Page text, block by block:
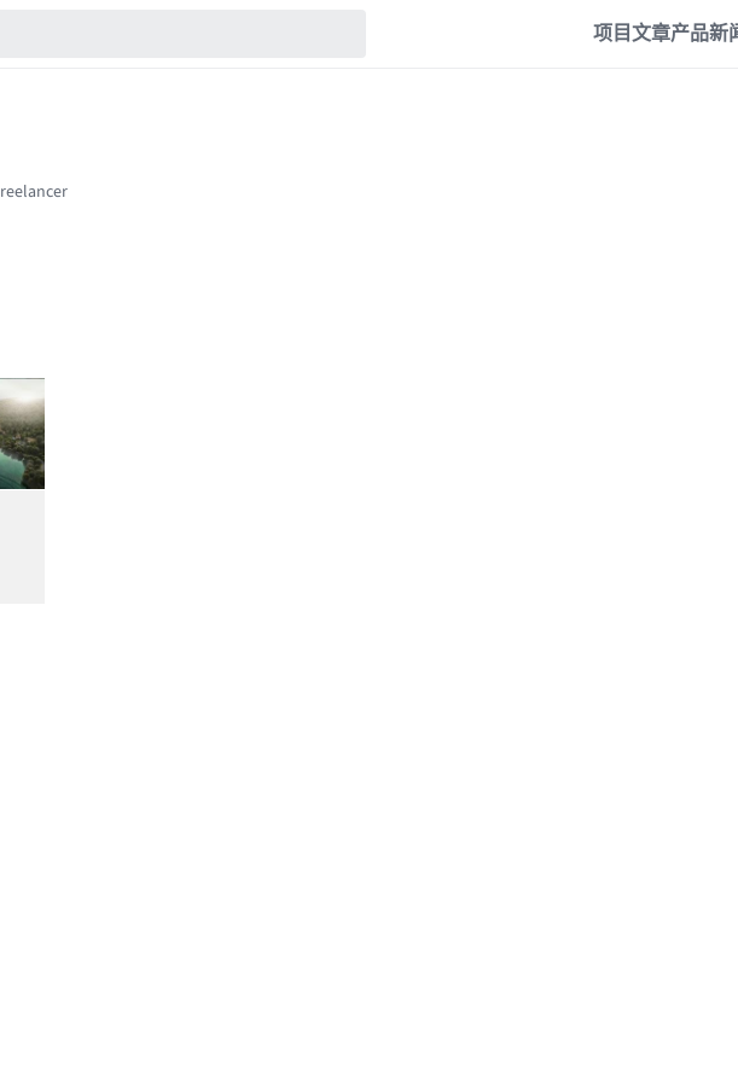
项目文章产品新